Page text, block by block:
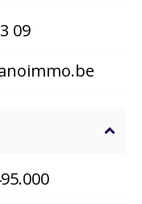
09